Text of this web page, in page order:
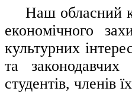
Наш обласний
економічного
культурних
та законодавчих
студентів, членів